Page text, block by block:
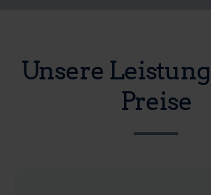
Unsere
Preise